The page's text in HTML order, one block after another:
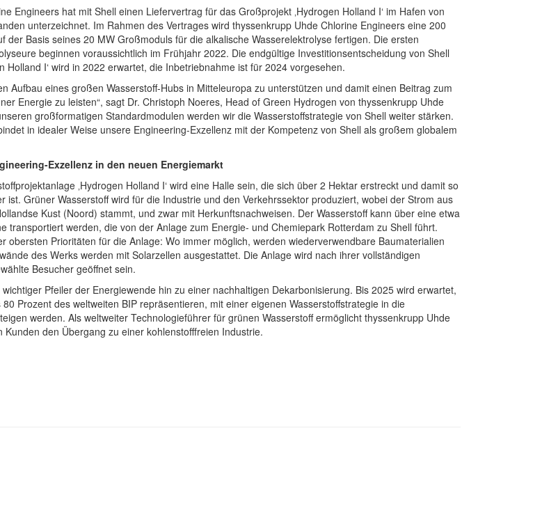
Engineers hat mit Shell einen Liefervertrag für das Großprojekt ‚Hydrogen Holland I‘ im Hafen von
unterzeichnet. Im Rahmen des Vertrages wird thyssenkrupp Uhde Chlorine Engineers eine 200
der Basis seines 20 MW Großmoduls für die alkalische Wasserelektrolyse fertigen. Die ersten
beginnen voraussichtlich im Frühjahr 2022. Die endgültige Investitionsentscheidung von Shell
Holland I‘ wird in 2022 erwartet, die Inbetriebnahme ist für 2024 vorgesehen.
Aufbau eines großen Wasserstoff-Hubs in Mitteleuropa zu unterstützen und damit einen Beitrag zum
Energie zu leisten“, sagt Dr. Christoph Noeres, Head of Green Hydrogen von thyssenkrupp Uhde
großformatigen Standardmodulen werden wir die Wasserstoffstrategie von Shell weiter stärken.
in idealer Weise unsere Engineering-Exzellenz mit der Kompetenz von Shell als großem globalem
Exzellenz in den neuen Energiemarkt
‚Hydrogen Holland I‘ wird eine Halle sein, die sich über 2 Hektar erstreckt und damit so
ist. Grüner Wasserstoff wird für die Industrie und den Verkehrssektor produziert, wobei der Strom aus
Kust (Noord) stammt, und zwar mit Herkunftsnachweisen. Der Wasserstoff kann über eine etwa
transportiert werden, die von der Anlage zum Energie- und Chemiepark Rotterdam zu Shell führt.
obersten Prioritäten für die Anlage: Wo immer möglich, werden wiederverwendbare Baumaterialien
des Werks werden mit Solarzellen ausgestattet. Die Anlage wird nach ihrer vollständigen
Besucher geöffnet sein.
Pfeiler der Energiewende hin zu einer nachhaltigen Dekarbonisierung. Bis 2025 wird erwartet,
Prozent des weltweiten BIP repräsentieren, mit einer eigenen Wasserstoffstrategie in die
werden. Als weltweiter Technologieführer für grünen Wasserstoff ermöglicht thyssenkrupp Uhde
Kunden den Übergang zu einer kohlenstofffreien Industrie.